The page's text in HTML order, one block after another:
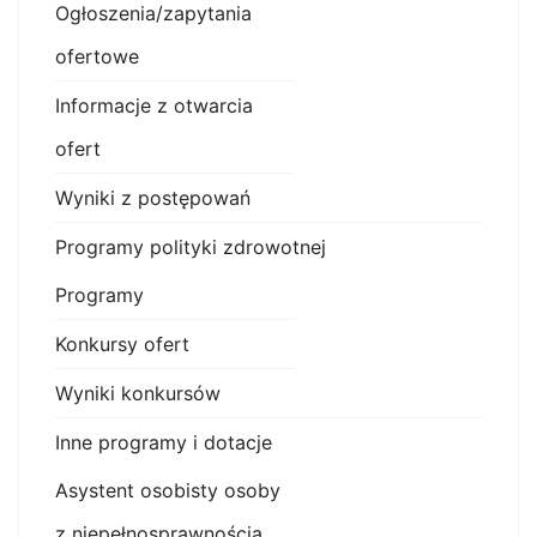
Ogłoszenia/zapytania
ofertowe
Informacje z otwarcia
ofert
Wyniki z postępowań
Programy polityki zdrowotnej
Programy
Konkursy ofert
Wyniki konkursów
Inne programy i dotacje
Asystent osobisty osoby